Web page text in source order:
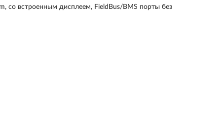
со встроенным дисплеем, FieldBus/BMS порты без